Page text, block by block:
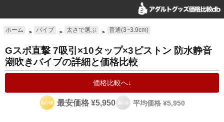
ホーム > バイブ > 太さで選ぶ > 普通(3~3.9cm)
Gスポ直撃 7吸引×10タップ×3ピストン 防水静音
潮吹きバイブの詳細と価格比較
価格比較へ↓
最安価格 ¥5,950 平均価格 ¥5,950